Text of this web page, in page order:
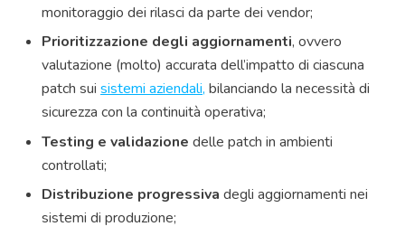
monitoraggio dei rilasci da parte dei vendor;
Prioritizzazione degli aggiornamenti, ovvero
valutazione (molto) accurata dell’impatto di ciascuna
patch sui sistemi aziendali, bilanciando la necessità di
sicurezza con la continuità operativa;
Testing e validazione delle patch in ambienti
controllati;
Distribuzione progressiva degli aggiornamenti nei
sistemi di produzione;